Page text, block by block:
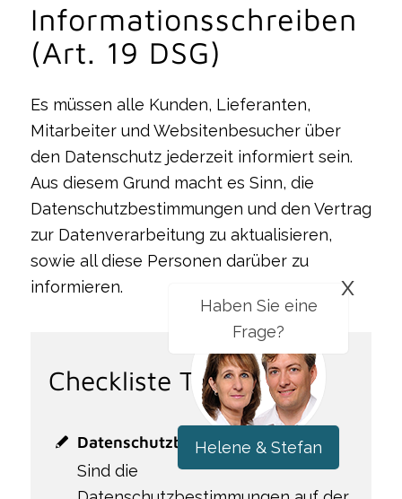
Informationsschreiben
(Art. 19 DSG)
Es müssen alle Kunden, Lieferanten,
Mitarbeiter und Websitenbesucher über
den Datenschutz jederzeit informiert sein.
Aus diesem Grund macht es Sinn, die
Datenschutzbestimmungen und den Vertrag
zur Datenverarbeitung zu aktualisieren,
sowie all diese Personen darüber zu
informieren.
Checkliste Tasks
Datenschutzbestimmungen
Sind die
Haben Sie eine
Frage?
Helene & Stefan
x